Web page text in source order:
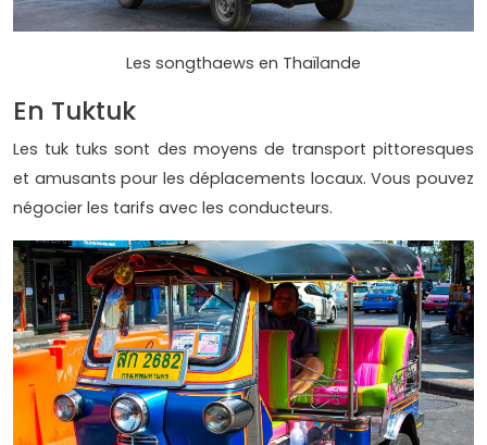
Les songthaews en Thaïlande
En Tuktuk
Les tuk tuks sont des moyens de transport pittoresques
et amusants pour les déplacements locaux. Vous pouvez
négocier les tarifs avec les conducteurs.